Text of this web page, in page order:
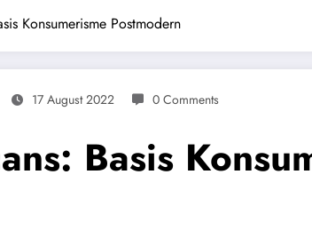
Konsumerisme Postmodern
17 August 2022 0 Comments
Basis